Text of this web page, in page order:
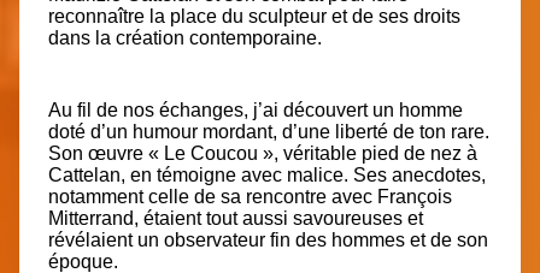
reconnaître la place du sculpteur et de ses droits
dans la création contemporaine.
Au fil de nos échanges, j’ai découvert un homme
doté d’un humour mordant, d’une liberté de ton rare.
Son œuvre « Le Coucou », véritable pied de nez à
Cattelan, en témoigne avec malice. Ses anecdotes,
notamment celle de sa rencontre avec François
Mitterrand, étaient tout aussi savoureuses et
révélaient un observateur fin des hommes et de son
époque.